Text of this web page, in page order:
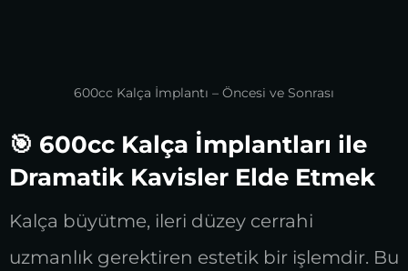
600cc Kalça İmplantı – Öncesi ve Sonrası
🎯 600cc Kalça İmplantları ile
Dramatik Kavisler Elde Etmek
Kalça büyütme, ileri düzey cerrahi
uzmanlık gerektiren estetik bir işlemdir. Bu